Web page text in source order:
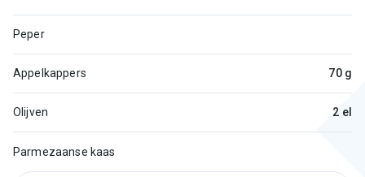
Peper
Appelkappers 70 g
Olijven 2 el
Parmezaanse kaas